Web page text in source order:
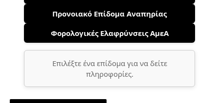
Προνοιακό Επίδομα Αναπηρίας
Φορολογικές Ελαφρύνσεις ΑμεΑ
Επιλέξτε ένα επίδομα για να δείτε
πληροφορίες.